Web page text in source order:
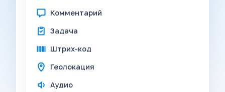
Комментарий
Задача
Штрих-код
Геолокация
Аудио